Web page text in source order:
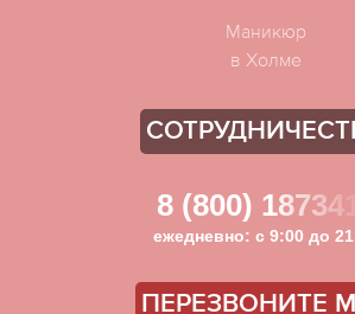
Маникюр
в Холме
8 (800)
ежедневно: с 9:00 до
ПЕРЕЗВОНИТЕ